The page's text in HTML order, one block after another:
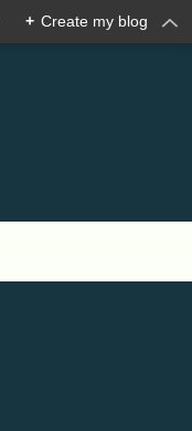
+ Create my blog